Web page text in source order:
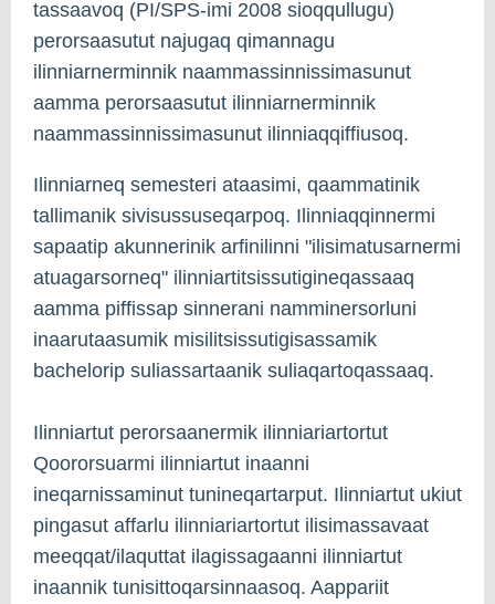
tassaavoq (PI/SPS-imi 2008 sioqqullugu)
perorsaasutut najugaq qimannagu
ilinniarnerminnik naammassinnissimasunut
aamma perorsaasutut ilinniarnerminnik
naammassinnissimasunut ilinniaqqiffiusoq.
Ilinniarneq semesteri ataasimi, qaammatinik
tallimanik sivisussuseqarpoq. Ilinniaqqinnermi
sapaatip akunnerinik arfinilinni "ilisimatusarnermi
atuagarsorneq" ilinniartitsissutigineqassaaq
aamma piffissap sinnerani namminersorluni
inaarutaasumik misilitsissutigisassamik
bachelorip suliassartaanik suliaqartoqassaaq.
Ilinniartut perorsaanermik ilinniariartortut
Qoororsuarmi ilinniartut inaanni
ineqarnissaminut tunineqartarput. Ilinniartut ukiut
pingasut affarlu ilinniariartortut ilisimassavaat
meeqqat/ilaquttat ilagissagaanni ilinniartut
inaannik tunisittoqarsinnaasoq. Aappariit